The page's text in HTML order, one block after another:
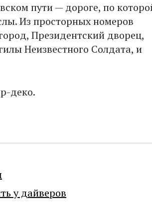
пути — дороге, по
Из просторных номеров
Президентский дворец,
Неизвестного Солдата, и
деко.
у дайверов